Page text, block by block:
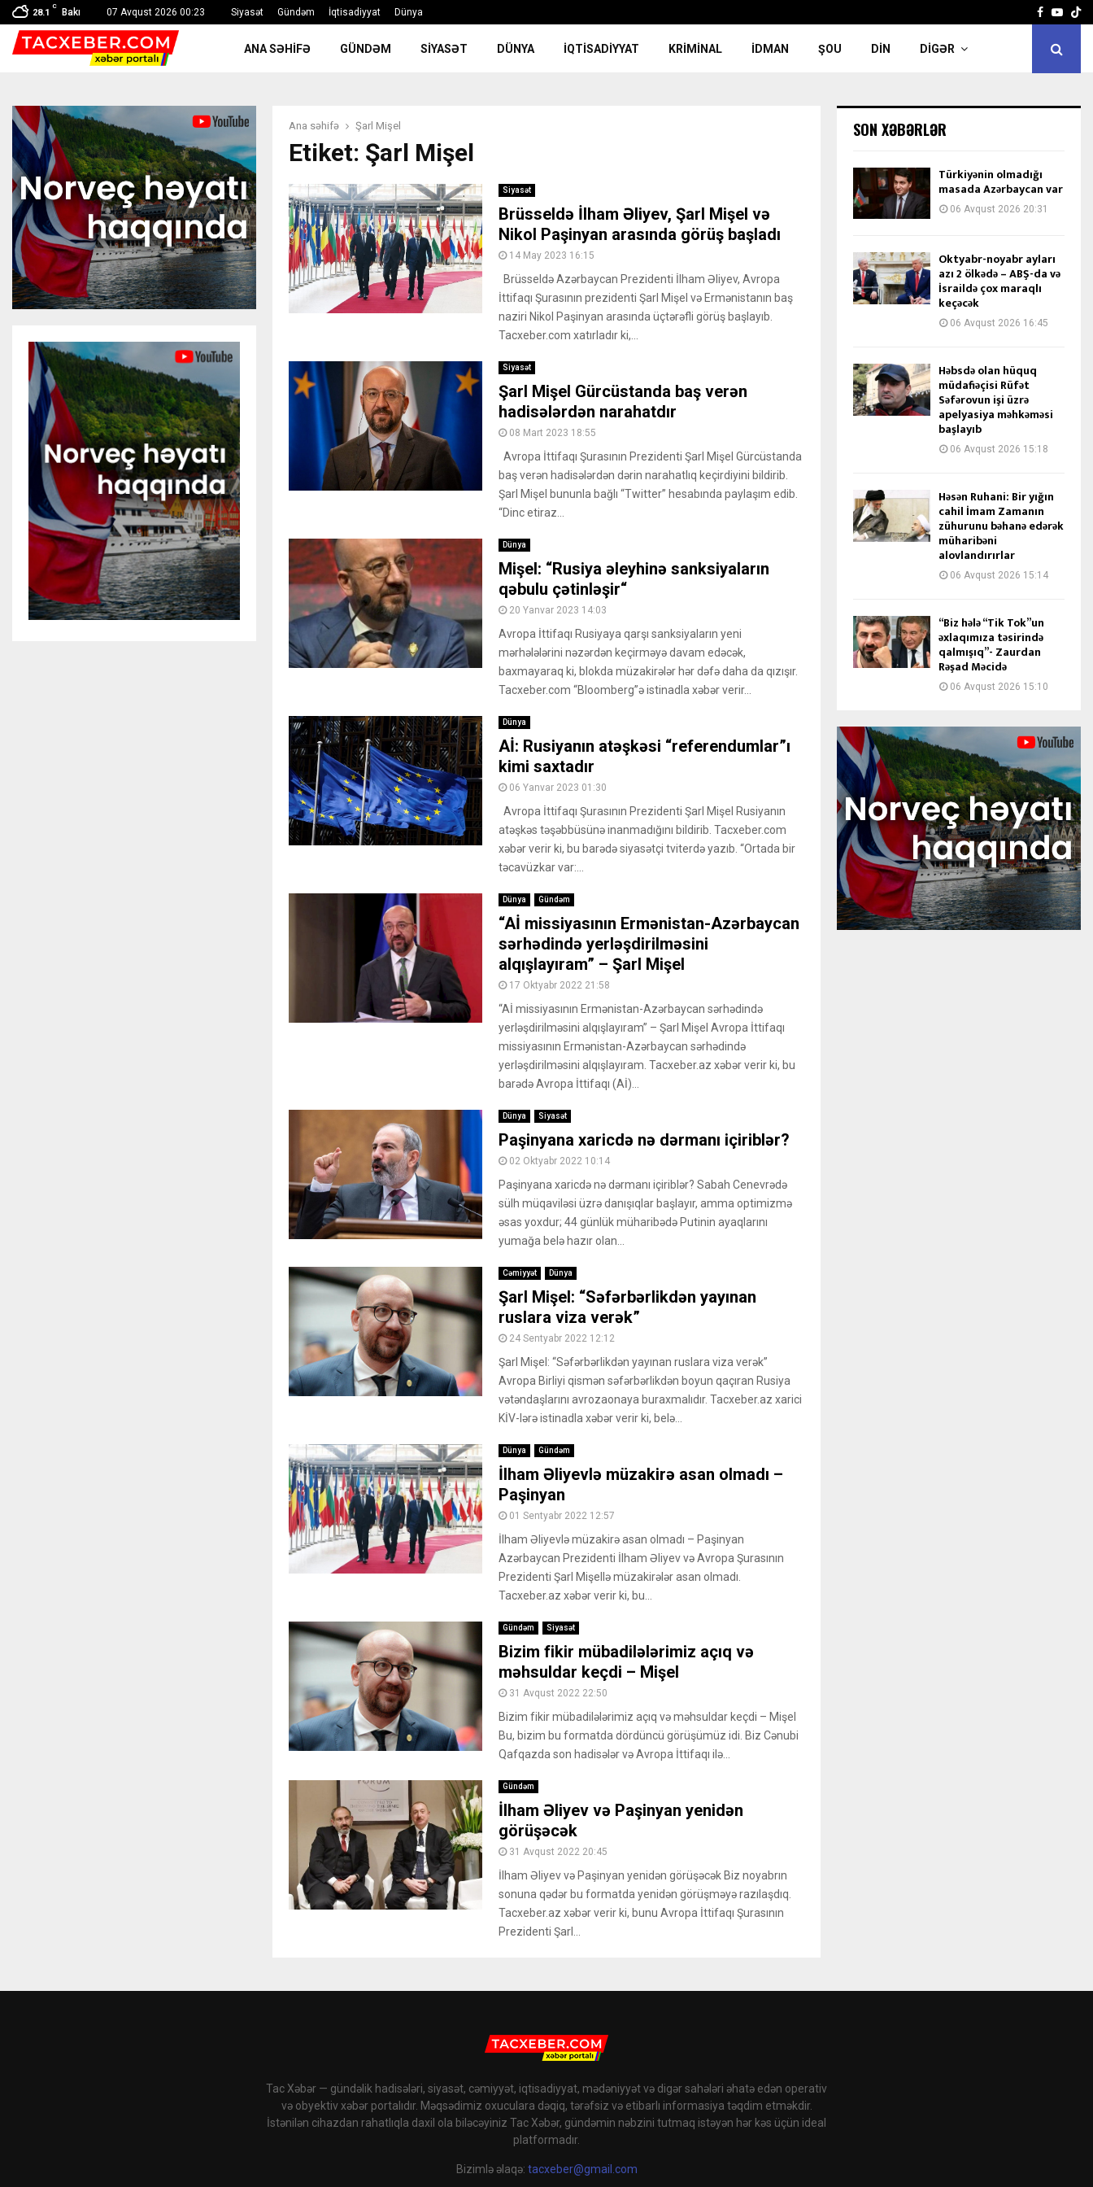
28.1
C
Bakı 07 Avqust 2026 00:23 Siyasət Gündəm İqtisadiyyat Dünya Facebook
ANA SƏHIFƏ GÜNDƏM SIYASƏT DÜNYA İQTISADIYYAT KRIMINAL İDMAN ŞOU DIN DIGƏR
Ana səhifə Şarl Mişel
Etiket: Şarl Mişel
Siyasət
Brüsseldə İlham Əliyev, Şarl Mişel və
Nikol Paşinyan arasında görüş başladı
14 May 2023 16:15
Brüsseldə Azərbaycan Prezidenti İlham Əliyev, Avropa
İttifaqı Şurasının prezidenti Şarl Mişel və Ermənistanın baş
naziri Nikol Paşinyan arasında üçtərəfli görüş başlayıb.
Tacxeber.com xatırladır ki,...
Siyasət
Şarl Mişel Gürcüstanda baş verən
hadisələrdən narahatdır
08 Mart 2023 18:55
Avropa İttifaqı Şurasının Prezidenti Şarl Mişel Gürcüstanda
baş verən hadisələrdən dərin narahatlıq keçirdiyini bildirib.
Şarl Mişel bununla bağlı “Twitter” hesabında paylaşım edib.
“Dinc etiraz...
Dünya
Mişel: “Rusiya əleyhinə sanksiyaların
qəbulu çətinləşir“
20 Yanvar 2023 14:03
Avropa İttifaqı Rusiyaya qarşı sanksiyaların yeni
mərhələlərini nəzərdən keçirməyə davam edəcək,
baxmayaraq ki, blokda müzakirələr hər dəfə daha da qızışır.
Tacxeber.com “Bloomberg”ə istinadla xəbər verir...
Dünya
Aİ: Rusiyanın atəşkəsi “referendumlar”ı
kimi saxtadır
06 Yanvar 2023 01:30
Avropa İttifaqı Şurasının Prezidenti Şarl Mişel Rusiyanın
atəşkəs təşəbbüsünə inanmadığını bildirib. Tacxeber.com
xəbər verir ki, bu barədə siyasətçi tviterdə yazıb. “Ortada bir
təcavüzkar var:...
Dünya Gündəm
“Aİ missiyasının Ermənistan-Azərbaycan
sərhədində yerləşdirilməsini
alqışlayıram” – Şarl Mişel
17 Oktyabr 2022 21:58
“Aİ missiyasının Ermənistan-Azərbaycan sərhədində
yerləşdirilməsini alqışlayıram” – Şarl Mişel Avropa İttifaqı
missiyasının Ermənistan-Azərbaycan sərhədində
yerləşdirilməsini alqışlayıram. Tacxeber.az xəbər verir ki, bu
barədə Avropa İttifaqı (Aİ)...
Dünya Siyasət
Paşinyana xaricdə nə dərmanı içiriblər?
02 Oktyabr 2022 10:14
Paşinyana xaricdə nə dərmanı içiriblər? Sabah Cenevrədə
sülh müqaviləsi üzrə danışıqlar başlayır, amma optimizmə
əsas yoxdur; 44 günlük müharibədə Putinin ayaqlarını
yumağa belə hazır olan...
Cəmiyyət Dünya
Şarl Mişel: “Səfərbərlikdən yayınan
ruslara viza verək”
24 Sentyabr 2022 12:12
Şarl Mişel: “Səfərbərlikdən yayınan ruslara viza verək”
Avropa Birliyi qismən səfərbərlikdən boyun qaçıran Rusiya
vətəndaşlarını avrozaonaya buraxmalıdır. Tacxeber.az xarici
KİV-lərə istinadla xəbər verir ki, belə...
Dünya Gündəm
İlham Əliyevlə müzakirə asan olmadı –
Paşinyan
01 Sentyabr 2022 12:57
İlham Əliyevlə müzakirə asan olmadı – Paşinyan
Azərbaycan Prezidenti İlham Əliyev və Avropa Şurasının
Prezidenti Şarl Mişellə müzakirələr asan olmadı.
Tacxeber.az xəbər verir ki, bu...
Gündəm Siyasət
Bizim fikir mübadilələrimiz açıq və
məhsuldar keçdi – Mişel
31 Avqust 2022 22:50
Bizim fikir mübadilələrimiz açıq və məhsuldar keçdi – Mişel
Bu, bizim bu formatda dördüncü görüşümüz idi. Biz Cənubi
Qafqazda son hadisələr və Avropa İttifaqı ilə...
Gündəm
İlham Əliyev və Paşinyan yenidən
görüşəcək
31 Avqust 2022 20:45
İlham Əliyev və Paşinyan yenidən görüşəcək Biz noyabrın
sonuna qədər bu formatda yenidən görüşməyə razılaşdıq.
Tacxeber.az xəbər verir ki, bunu Avropa İttifaqı Şurasının
Prezidenti Şarl...
SON XƏBƏRLƏR
Türkiyənin olmadığı
masada Azərbaycan var
06 Avqust 2026 20:31
Oktyabr-noyabr ayları
azı 2 ölkədə – ABŞ-da və
İsraildə çox maraqlı
keçəcək
06 Avqust 2026 16:45
Həbsdə olan hüquq
müdafiəçisi Rüfət
Səfərovun işi üzrə
apelyasiya məhkəməsi
başlayıb
06 Avqust 2026 15:18
Həsən Ruhani: Bir yığın
cahil İmam Zamanın
zühurunu bəhanə edərək
müharibəni
alovlandırırlar
06 Avqust 2026 15:14
“Biz hələ “Tik Tok”un
əxlaqımıza təsirində
qalmışıq”- Zaurdan
Rəşad Məcidə
06 Avqust 2026 15:10
Tac Xəbər — gündəlik hadisələri, siyasət, cəmiyyət, iqtisadiyyat, mədəniyyət və digər sahələri əhatə edən operativ
və obyektiv xəbər portalıdır. Məqsədimiz oxuculara dəqiq, tərəfsiz və etibarlı informasiya təqdim etməkdir.
İstənilən cihazdan rahatlıqla daxil ola biləcəyiniz Tac Xəbər, gündəmin nəbzini tutmaq istəyən hər kəs üçün ideal
platformadır.
Bizimlə əlaqə: tacxeber@gmail.com